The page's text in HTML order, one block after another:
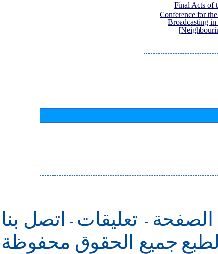
[Final Acts of
Conference for
Broadcasting
الصفحة - تعليقات -
اتصل بنا
جميع الحقوق محفوظة